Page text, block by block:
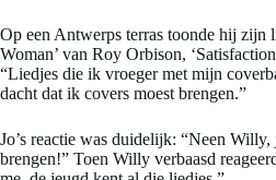
Op een Antwerps terras toonde hij zijn
Woman’ van Roy Orbison,
“Liedjes die ik vroeger met mijn
dacht dat ik covers moest brengen.”
Jo’s reactie was duidelijk: “Neen
brengen!” Toen Willy verbaasd